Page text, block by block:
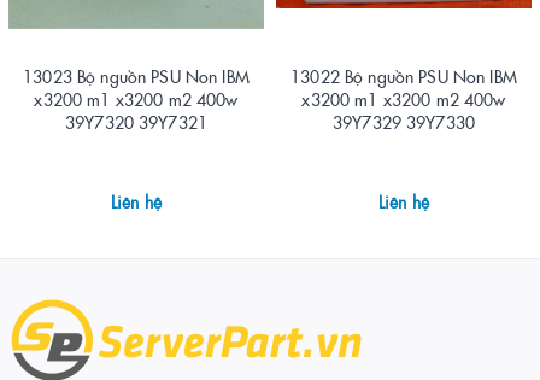
13023 Bộ nguồn PSU Non IBM
x3200 m1 x3200 m2 400w
39Y7320 39Y7321
Liên hệ
13022 Bộ nguồn PSU Non IBM
x3200 m1 x3200 m2 400w
39Y7329 39Y7330
Liên hệ